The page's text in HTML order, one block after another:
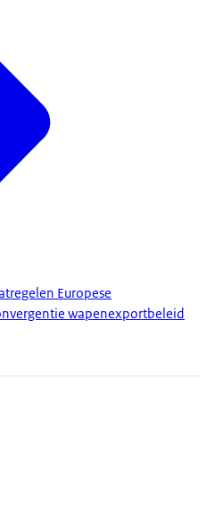
Europese
wapenexportbeleid